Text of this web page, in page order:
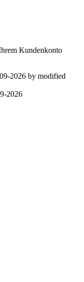
Kundenkonto
2026 by modified
2026